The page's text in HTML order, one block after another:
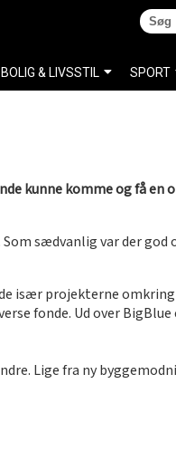
kunne komme og få en
Som sædvanlig var der
især projekterne omkring
fonde. Ud over
Lige fra ny
BOLIG & LIVSSTIL SPORT